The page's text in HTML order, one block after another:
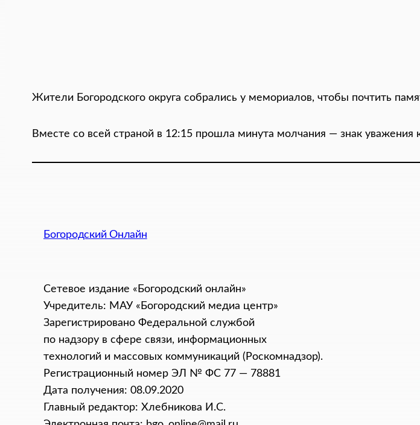
Жители Богородского округа собрались у мемориалов, чтобы почтить
Вместе со всей страной в 12:15 прошла минута молчания — знак
Богородский Онлайн
Сетевое издание «Богородский онлайн»
Учредитель: МАУ «Богородский медиа центр»
Зарегистрировано Федеральной службой
по надзору в сфере связи, информационных
технологий и массовых коммуникаций (Роскомнадзор).
Регистрационный номер ЭЛ № ФС 77 — 78881
Дата получения: 08.09.2020
Главный редактор: Хлебникова И.C.